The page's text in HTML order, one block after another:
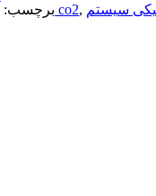
برچسب: سیرن پنوماتیکی co2,